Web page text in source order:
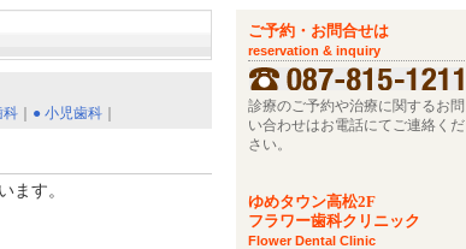
科 ● 小児歯科
ます。
ご予約・お問合せは
reservation & inquiry
診療のご予約や治療に関するお問
い合わせはお電話にてご連絡くだ
さい。
ゆめタウン高松2F
フラワー歯科クリニック
Flower Dental Clinic